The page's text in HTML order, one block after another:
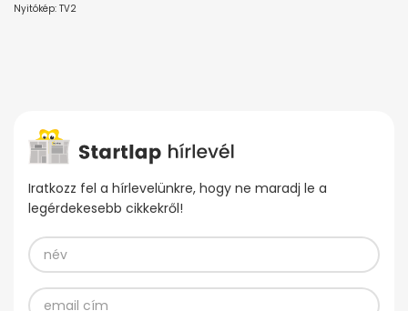
Nyitókép: TV2
Iratkozz fel a hírlevelünkre, hogy ne maradj le a
legérdekesebb cikkekről!